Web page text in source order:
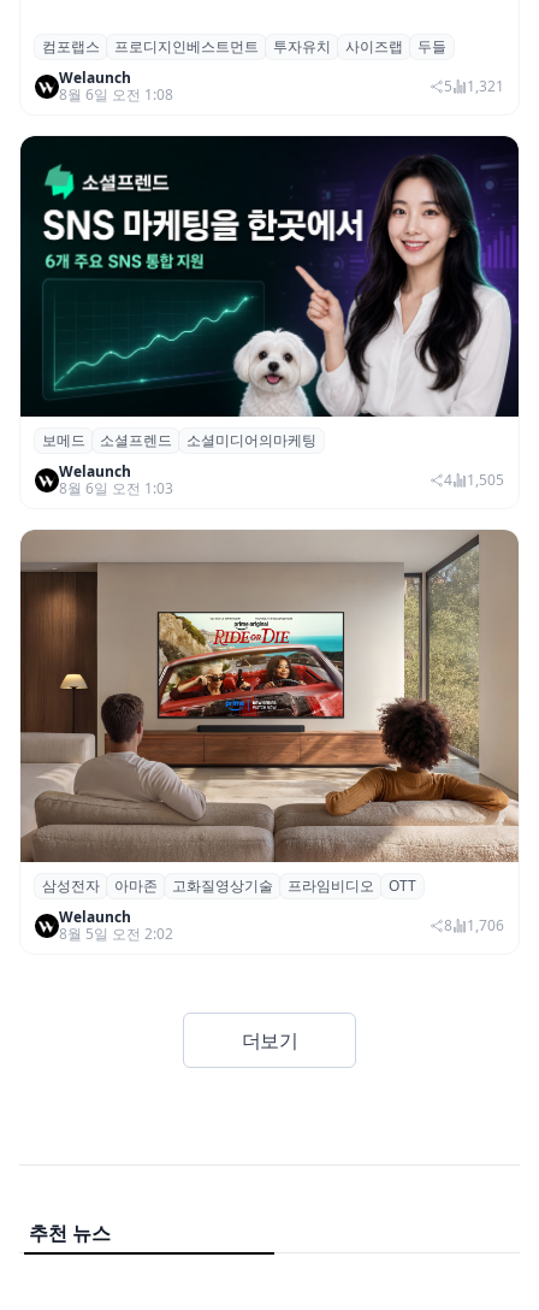
컴포랩스, 프로디지인베스트먼트로부터 시
드 투자 유치
컴포랩스 프로디지인베스트먼트 투자유치 사이즈랩
두들
Welaunch
8월 6일 오전 1:08
5 1,321
보메드 ‘소셜프렌드’, 유튜브·인스타 등 6개
SNS 마케팅 통합 지원
보메드 소셜프렌드
소셜미디어의마케팅
Welaunch
8월 6일 오전 1:03
4 1,505
삼성전자·아마존, 프라임 비디오에 ‘HDR10+
어드밴스드’ 적용
삼성전자 아마존 고화질영상기술 프라임비디오
OTT
Welaunch
8월 5일 오전 2:02
8 1,706
더보기
추천 뉴스